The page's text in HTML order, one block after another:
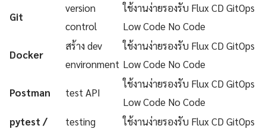
Git
version
control
ใช้งานง่ายรองรับ Flux CD GitOps
Low Code No Code
Docker
สร้าง dev
environment
ใช้งานง่ายรองรับ Flux CD GitOps
Low Code No Code
Postman test API
ใช้งานง่ายรองรับ Flux CD GitOps
Low Code No Code
pytest /
testing
ใช้งานง่ายรองรับ Flux CD GitOps